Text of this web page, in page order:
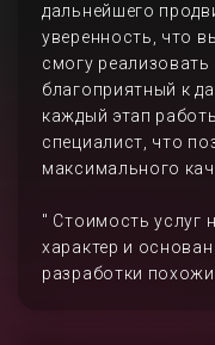
дальнейшего
уверенность, что
смогу
благоприятный к
каждый этап
специалист, что
максимального
" Стоимость услуг
характер и
разработки